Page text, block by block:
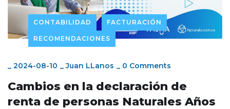
CONTABILIDAD FACTURACIÓN
RECOMENDACIONES
_ 2024-08-10 _Juan LLanos _ 0 Comments
Cambios en la declaración de
renta de personas Naturales Años